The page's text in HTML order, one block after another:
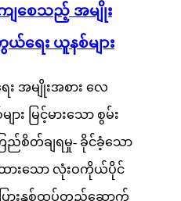
ျစေသည့် အမျိုး
ရေး ယူနစ်များ
း အမျိုးအစား လေ
း မြင့်မားသော စွမ်း
စိတ်ချရမှု- ခိုင်ခံ့သော
ားသော လုံးဝကိုယ်ပိုင်
ပြားနှစ်ထပ်တည်ဆောက်